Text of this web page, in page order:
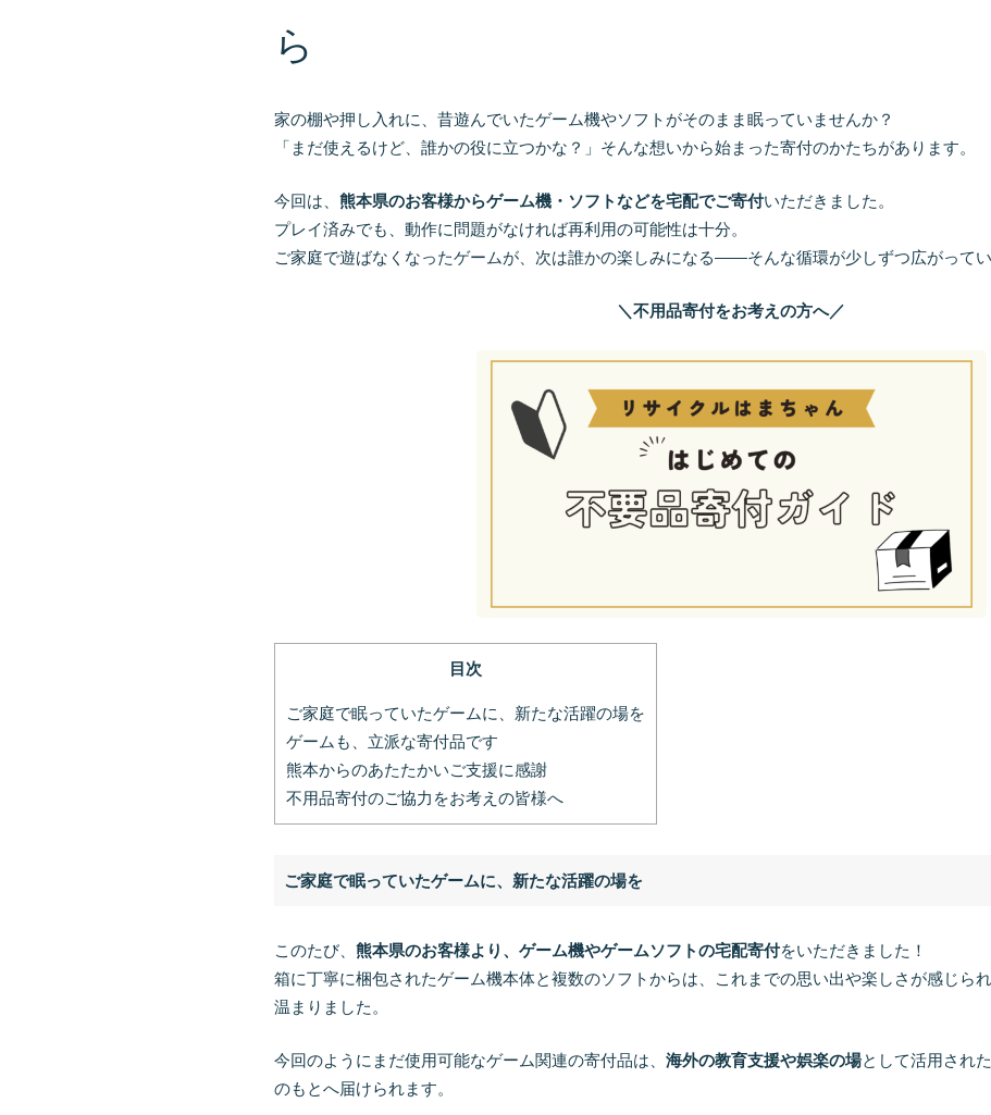
ら
家の棚や押し入れに、昔遊んでいたゲーム機やソフトがそのまま眠っていませんか？
「まだ使えるけど、誰かの役に立つかな？」そんな想いから始まった寄付のかたちがあります。
今回は、 熊本県のお客様からゲーム機・ソフトなどを宅配でご寄付いただきました。
プレイ済みでも、動作に問題がなければ再利用の可能性は十分。
ご家庭で遊ばなくなったゲームが、次は誰かの楽しみになる――そんな循環が少しずつ広がってい
＼不用品寄付をお考えの方へ／
目次
ご家庭で眠っていたゲームに、新たな活躍の場を
ゲームも、立派な寄付品です
熊本からのあたたかいご支援に感謝
不用品寄付のご協力をお考えの皆様へ
ご家庭で眠っていたゲームに、新たな活躍の場を
このたび、 熊本県のお客様より、ゲーム機やゲームソフトの宅配寄付をいただきました！
箱に丁寧に梱包されたゲーム機本体と複数のソフトからは、これまでの思い出や楽しさが感じら
温まりました。
今回のようにまだ使用可能なゲーム関連の寄付品は、 海外の教育支援や娯楽の場として活用され
のもとへ届けられます。